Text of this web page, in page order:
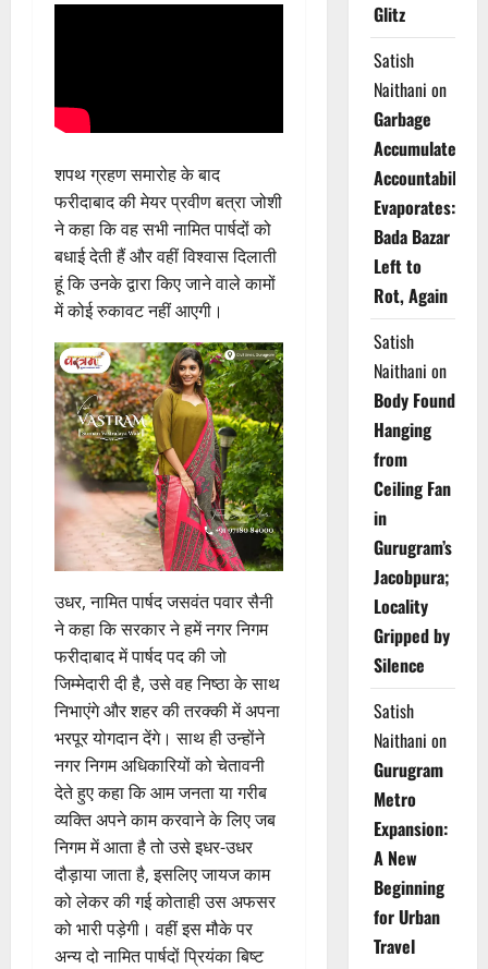
शपथ ग्रहण समारोह के बाद
फरीदाबाद की मेयर प्रवीण बत्रा जोशी
ने कहा कि वह सभी नामित पार्षदों को
बधाई देती हैं और वहीं विश्वास दिलाती
हूं कि उनके द्वारा किए जाने वाले कामों
में कोई रुकावट नहीं आएगी।
उधर, नामित पार्षद जसवंत पवार सैनी
ने कहा कि सरकार ने हमें नगर निगम
फरीदाबाद में पार्षद पद की जो
जिम्मेदारी दी है, उसे वह निष्ठा के साथ
निभाएंगे और शहर की तरक्की में अपना
भरपूर योगदान देंगे। साथ ही उन्होंने
नगर निगम अधिकारियों को चेतावनी
देते हुए कहा कि आम जनता या गरीब
व्यक्ति अपने काम करवाने के लिए जब
निगम में आता है तो उसे इधर-उधर
दौड़ाया जाता है, इसलिए जायज काम
को लेकर की गई कोताही उस अफसर
को भारी पड़ेगी। वहीं इस मौके पर
अन्य दो नामित पार्षदों प्रियंका बिष्ट
Glitz
Satish
Naithani on
Garbage
Accumulates,
Accountability
Evaporates:
Bada Bazar
Left to
Rot, Again
Satish
Naithani on
Body Found
Hanging
from
Ceiling Fan
in
Gurugram’s
Jacobpura;
Locality
Gripped by
Silence
Satish
Naithani on
Gurugram
Metro
Expansion:
A New
Beginning
for Urban
Travel